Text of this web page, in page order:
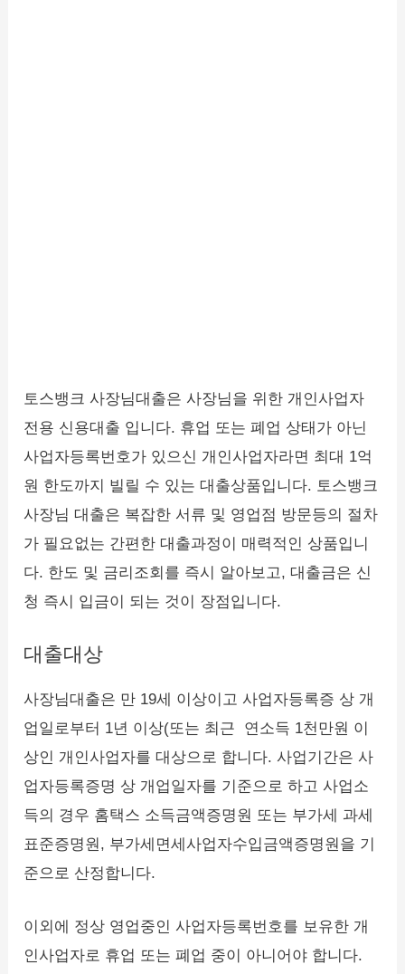
토스뱅크 사장님대출은 사장님을 위한 개인사업자
전용 신용대출 입니다. 휴업 또는 폐업 상태가 아닌
사업자등록번호가 있으신 개인사업자라면 최대 1억
원 한도까지 빌릴 수 있는 대출상품입니다. 토스뱅크
사장님 대출은 복잡한 서류 및 영업점 방문등의 절차
가 필요없는 간편한 대출과정이 매력적인 상품입니
다. 한도 및 금리조회를 즉시 알아보고, 대출금은 신
청 즉시 입금이 되는 것이 장점입니다.
대출대상
사장님대출은 만 19세 이상이고 사업자등록증 상 개
업일로부터 1년 이상(또는 최근 연소득 1천만원 이
상인 개인사업자를 대상으로 합니다. 사업기간은 사
업자등록증명 상 개업일자를 기준으로 하고 사업소
득의 경우 홈택스 소득금액증명원 또는 부가세 과세
표준증명원, 부가세면세사업자수입금액증명원을 기
준으로 산정합니다.
이외에 정상 영업중인 사업자등록번호를 보유한 개
인사업자로 휴업 또는 폐업 중이 아니어야 합니다.